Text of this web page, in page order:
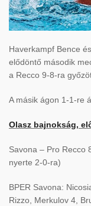
Haverkampf Bence
elődöntő második
a Recco 9-8-ra
A másik ágon 1-1-re
Olasz bajnokság,
Savona – Pro Recco
nyerte 2-0-ra)
BPER Savona:
Rizzo, Merkulov 4,